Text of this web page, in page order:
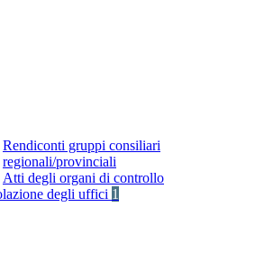
Rendiconti gruppi consiliari
regionali/provinciali
Atti degli organi di controllo
degli uffici 1